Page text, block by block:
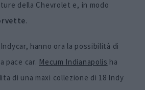
della Chevrolet e, in modo
.
hanno ora la possibilità di
pace car. Mecum Indianapolis ha
di una maxi collezione di 18 Indy